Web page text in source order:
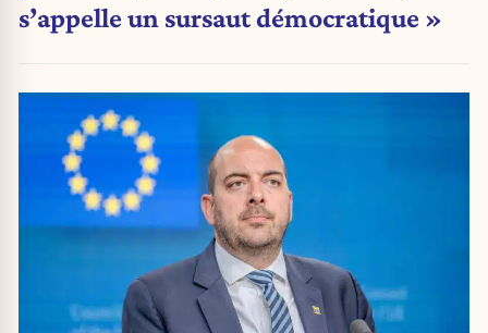
s’appelle un sursaut démocratique »